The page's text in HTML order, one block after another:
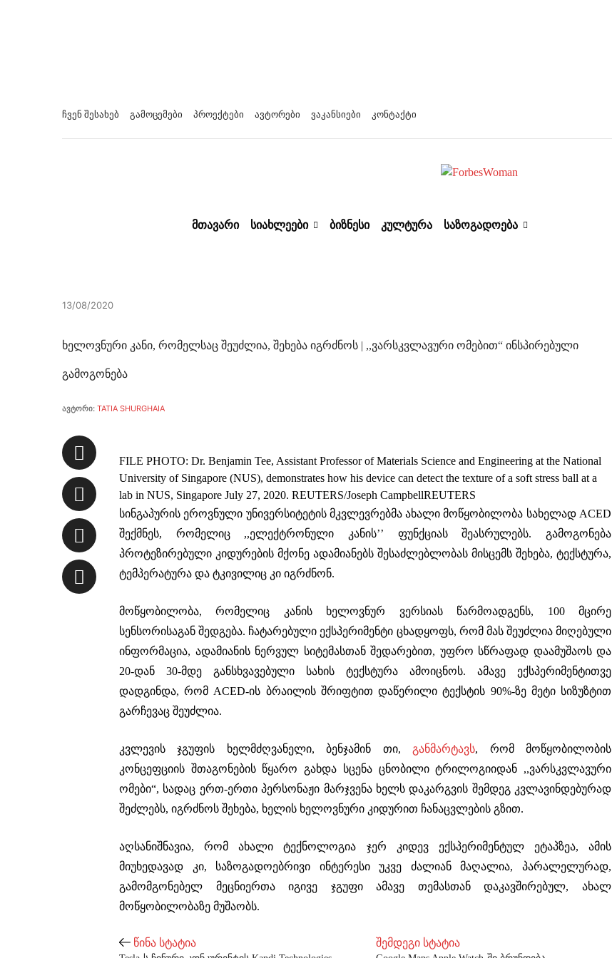
ჩვენ შესახებ გამოცემები პროექტები ავტორები ვაკანსიები კონტაქტი
ᲛᲗᲐᲕᲐᲠᲘ ᲡᲘᲐᲮᲚᲔᲔᲑᲘ ᲑᲘᲖᲜᲔᲡᲘ ᲙᲣᲚᲢᲣᲠᲐ ᲡᲐᲖᲝᲒᲐᲓᲝᲔᲑᲐ
13/08/2020
ხელოვნური კანი, რომელსაც შეუძლია, შეხება იგრძნოს | ,,ვარსკვლავური ომებით“ ინსპირებული
გამოგონება
ავტორი: TATIA SHURGHAIA
FILE PHOTO: Dr. Benjamin Tee, Assistant Professor of Materials Science and Engineering at the National
University of Singapore (NUS), demonstrates how his device can detect the texture of a soft stress ball at a
lab in NUS, Singapore July 27, 2020. REUTERS/Joseph CampbellREUTERS
სინგაპურის ეროვნული უნივერსიტეტის მკვლევრებმა ახალი მოწყობილობა სახელად ACED
შექმნეს, რომელიც ,,ელექტრონული კანის’’ ფუნქციას შეასრულებს. გამოგონება
პროტეზირებული კიდურების მქონე ადამიანებს შესაძლებლობას მისცემს შეხება, ტექსტურა,
ტემპერატურა და ტკივილიც კი იგრძნონ.
მოწყობილობა, რომელიც კანის ხელოვნურ ვერსიას წარმოადგენს, 100 მცირე
სენსორისაგან შედგება. ჩატარებული ექსპერიმენტი ცხადყოფს, რომ მას შეუძლია მიღებული
ინფორმაცია, ადამიანის ნერვულ სიტემასთან შედარებით, უფრო სწრაფად დაამუშაოს და
20-დან 30-მდე განსხვავებული სახის ტექსტურა ამოიცნოს. ამავე ექსპერიმენტითვე
დადგინდა, რომ ACED-ის ბრაილის შრიფტით დაწერილი ტექსტის 90%-ზე მეტი სიზუზტით
გარჩევაც შეუძლია.
კვლევის ჯგუფის ხელმძღვანელი, ბენჯამინ თი,განმარტავს, რომ მოწყობილობის
კონცეფციის შთაგონების წყარო გახდა სცენა ცნობილი ტრილოგიიდან ,,ვარსკვლავური
ომები“, სადაც ერთ-ერთი პერსონაჟი მარჯვენა ხელს დაკარგვის შემდეგ კვლავინდებურად
შეძლებს, იგრძნოს შეხება, ხელის ხელოვნური კიდურით ჩანაცვლების გზით.
აღსანიშნავია, რომ ახალი ტექნოლოგია ჯერ კიდევ ექსპერიმენტულ ეტაპზეა, ამის
მიუხედავად კი, საზოგადოებრივი ინტერესი უკვე ძალიან მაღალია, პარალელურად,
გამომგონებელ მეცნიერთა იგივე ჯგუფი ამავე თემასთან დაკავშირებულ, ახალ
მოწყობილობაზე მუშაობს.
წინა სტატია შემდეგი სტატია